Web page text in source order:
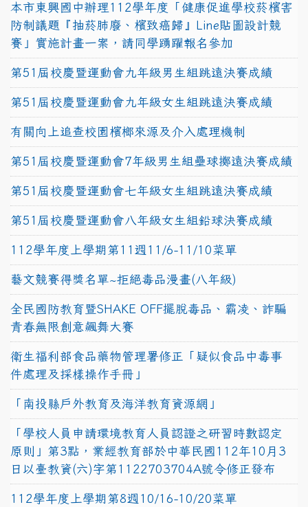
本市東興國中辦理112學年度「健康促進學校菸檳害
防制議題『抽菸肺廢、檳致癌歸』Line貼圖設計競
賽」實施計畫一案，請同學踴躍報名參加
第51屆校慶暨運動會九年級男生組跳遠決賽成績
第51屆校慶暨運動會九年級女生組跳遠決賽成績
有關向上追查校園檳榔來源及介入處理機制
第51屆校慶暨運動會7年級男生組壘球擲遠決賽成績
第51屆校慶暨運動會七年級女生組跳遠決賽成績
第51屆校慶暨運動會八年級女生組鉛球決賽成績
112學年度上學期第11週11/6-11/10菜單
藝文競賽得獎名單~拒絕毒品漫畫(八年級)
全民國防教育暨SHAKE OFF擺脫毒品、霸凌、詐騙
青春無限創意飆舞大賽
衛生福利部食品藥物管理署修正「疑似食品中毒事
件處理及採樣操作手冊」
「南投縣戶外教育及海洋教育資源網」
「學校人員申請環境教育人員認證之研習時數認定
原則」第3點，業經教育部於中華民國112年10月3
日以臺教資(六)字第1122703704A號令修正發布
112學年度上學期第8週10/16-10/20菜單